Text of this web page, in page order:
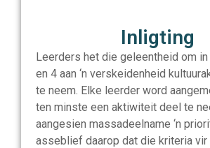
Inligting
Leerders het die geleentheid om in
en 4 aan ‘n verskeidenheid
te neem. Elke leerder word
ten minste een aktiwiteit deel te
aangesien massadeelname ‘n
asseblief daarop dat die kriteria